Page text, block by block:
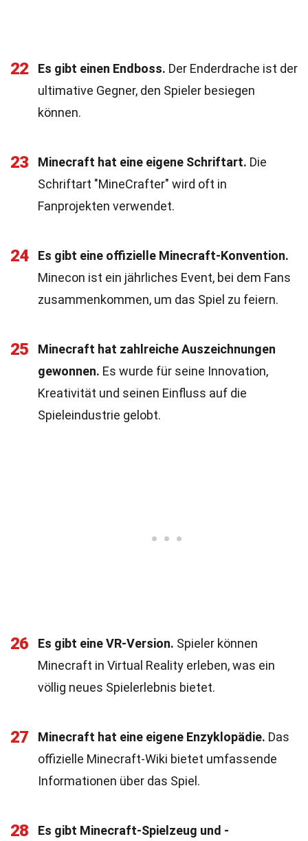
22 Es gibt einen Endboss. Der Enderdrache ist der
ultimative Gegner, den Spieler besiegen
können.
23 Minecraft hat eine eigene Schriftart. Die
Schriftart "MineCrafter" wird oft in
Fanprojekten verwendet.
24
Es gibt eine offizielle Minecraft-Konvention.
Minecon ist ein jährliches Event, bei dem Fans
zusammenkommen, um das Spiel zu feiern.
25
Minecraft hat zahlreiche Auszeichnungen
gewonnen. Es wurde für seine Innovation,
Kreativität und seinen Einfluss auf die
Spieleindustrie gelobt.
26 Es gibt eine VR-Version. Spieler können
Minecraft in Virtual Reality erleben, was ein
völlig neues Spielerlebnis bietet.
27 Minecraft hat eine eigene Enzyklopädie. Das
offizielle Minecraft-Wiki bietet umfassende
Informationen über das Spiel.
28
Es gibt Minecraft-Spielzeug und -